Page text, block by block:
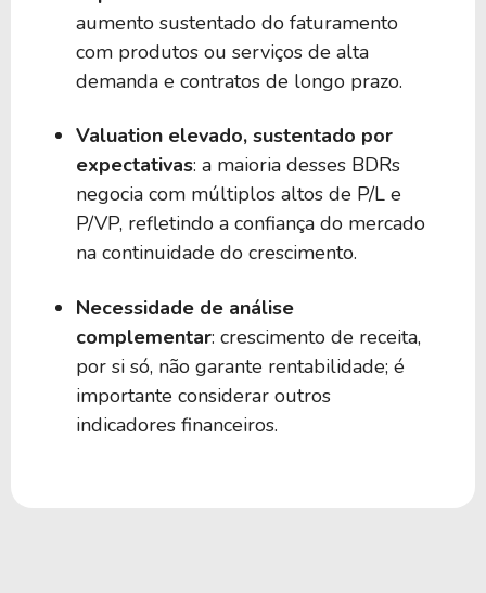
aumento sustentado do faturamento
com produtos ou serviços de alta
demanda e contratos de longo prazo.
Valuation elevado, sustentado por
expectativas: a maioria desses BDRs
negocia com múltiplos altos de P/L e
P/VP, refletindo a confiança do mercado
na continuidade do crescimento.
Necessidade de análise
complementar: crescimento de receita,
por si só, não garante rentabilidade; é
importante considerar outros
indicadores financeiros.